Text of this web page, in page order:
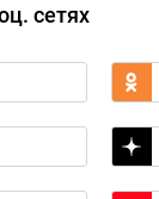
сетях